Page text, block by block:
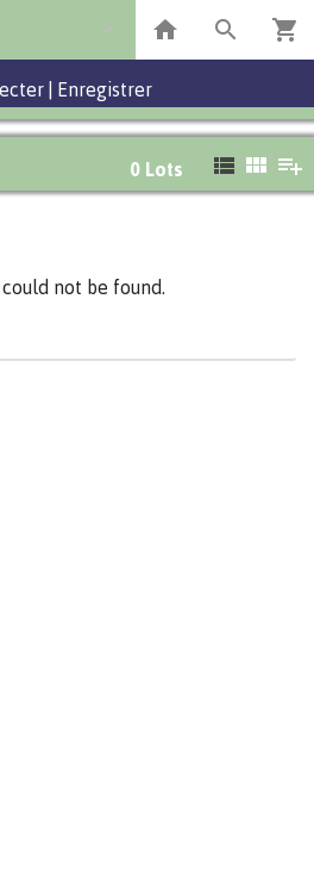
Enregistrer
0 Lots
not be found.